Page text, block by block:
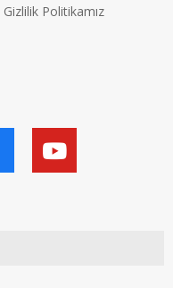
Gizlilik Politikamız